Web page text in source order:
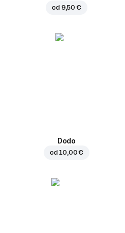
od 9,50 €
Dodo
od10,00 €